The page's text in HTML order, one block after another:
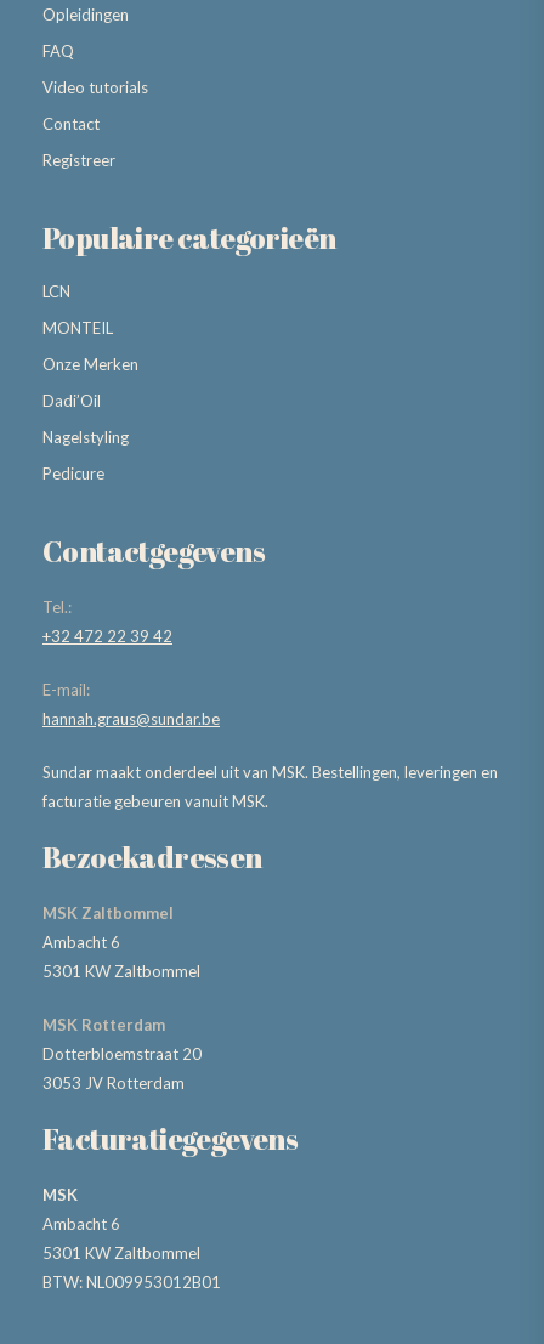
Opleidingen
FAQ
Video tutorials
Contact
Registreer
Populaire categorieën
LCN
MONTEIL
Onze Merken
Dadi’Oil
Nagelstyling
Pedicure
Contactgegevens
Tel.:
+32 472 22 39 42
E-mail:
hannah.graus@sundar.be
Sundar maakt onderdeel uit van MSK. Bestellingen, leveringen en
facturatie gebeuren vanuit MSK.
Bezoekadressen
MSK Zaltbommel
Ambacht 6
5301 KW Zaltbommel
MSK Rotterdam
Dotterbloemstraat 20
3053 JV Rotterdam
Facturatiegegevens
MSK
Ambacht 6
5301 KW Zaltbommel
BTW: NL009953012B01